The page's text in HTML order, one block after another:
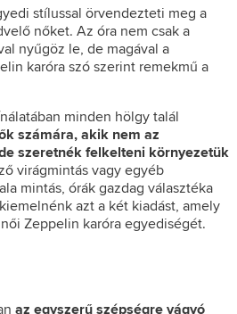
stílussal örvendezteti meg a
nőket. Az óra nem csak a
nyűgöz le, de magával a
karóra szó szerint remekmű a
minden hölgy talál
számára, akik nem az
szeretnék felkelteni környezetük
virágmintás vagy egyéb
mintás, órák gazdag választéka
azt a két kiadást, amely
Zeppelin karóra egyediségét.
az egyszerű szépségre vágyó